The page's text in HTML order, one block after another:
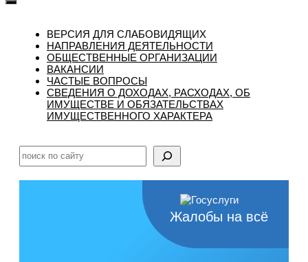
ВЕРСИЯ ДЛЯ СЛАБОВИДЯЩИХ
НАПРАВЛЕНИЯ ДЕЯТЕЛЬНОСТИ
ОБЩЕСТВЕННЫЕ ОРГАНИЗАЦИИ
ВАКАНСИИ
ЧАСТЫЕ ВОПРОСЫ
CВЕДЕНИЯ О ДОХОДАХ, РАСХОДАХ, ОБ
ИМУЩЕСТВЕ И ОБЯЗАТЕЛЬСТВАХ
ИМУЩЕСТВЕННОГО ХАРАКТЕРА
Жалобы на всё